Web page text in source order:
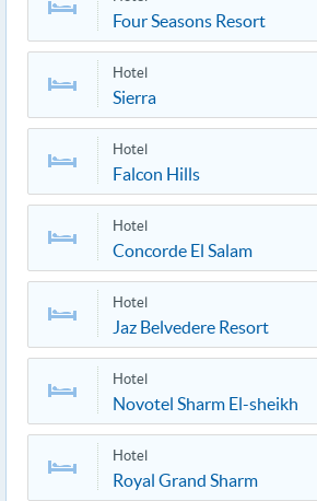
Four Seasons Resort
Hotel
Sierra
Hotel
Falcon Hills
Hotel
Concorde El Salam
Hotel
Jaz Belvedere Resort
Hotel
Novotel Sharm El-sheikh
Hotel
Royal Grand Sharm